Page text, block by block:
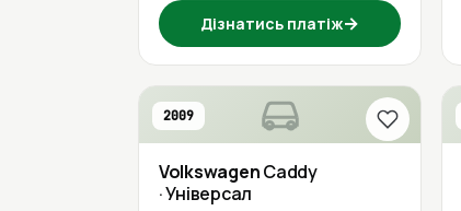
Дізнатись платіж→
2009
VolkswagenCaddy
· Універсал